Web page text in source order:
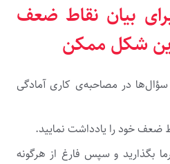
بیان نقاط ضعف
شکل ممکن
سؤال­‌ها در مصاحبه­‌ی کاری آمادگی
ضعف خود را یادداشت نمایید.
بگذارید و سپس فارغ از هرگونه